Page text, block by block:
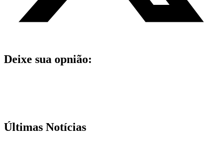
Deixe sua opnião:
Últimas Notícias